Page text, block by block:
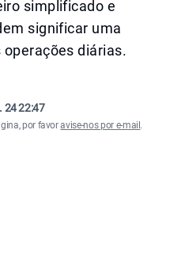
simplificado e
significar uma
diárias.
24 22:47
por favoravise-nos por e-mail .